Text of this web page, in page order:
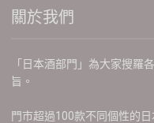
關於我們
「日本酒部門」為大家搜羅
旨。
門市超過100款不同個性的